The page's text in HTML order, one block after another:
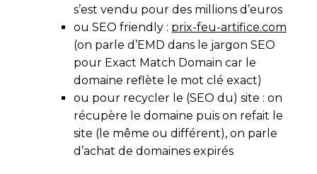
s’est vendu pour des millions d’euros
ou SEO friendly : prix-feu-artifice.com
(on parle d’EMD dans le jargon SEO
pour Exact Match Domain car le
domaine reflète le mot clé exact)
ou pour recycler le (SEO du) site : on
récupère le domaine puis on refait le
site (le même ou différent), on parle
d’achat de domaines expirés